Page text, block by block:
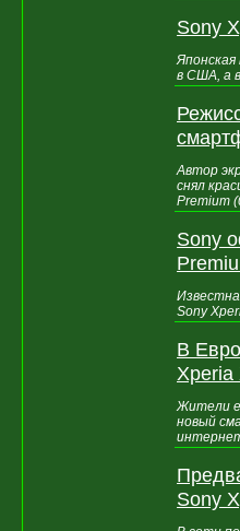
Sony
в США, а
Автор
снял
Premium
Sony
Sony
В
Xperia
Жители
новый
Sony